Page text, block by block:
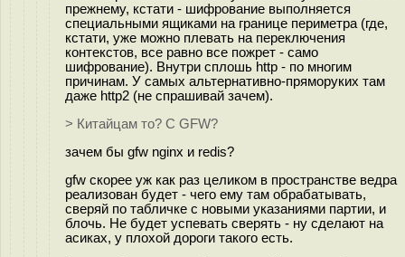
прежнему, кстати - шифрование выполняется
специальными ящиками на границе периметра (где,
кстати, уже можно плевать на переключения
контекстов, все равно все пожрет - само
шифрование). Внутри сплошь http - по многим
причинам. У самых альтернативно-пряморуких там
даже http2 (не спрашивай зачем).
> Китайцам то? С GFW?
зачем бы gfw nginx и redis?
gfw скорее уж как раз целиком в пространстве ведра
реализован будет - чего ему там обрабатывать,
сверяй по табличке с новыми указаниями партии, и
блочь. Не будет успевать сверять - ну сделают на
асиках, у плохой дороги такого есть.